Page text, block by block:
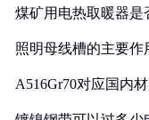
煤矿用电热取暖器是
照明母线槽的主要作
A516Gr70对应国内